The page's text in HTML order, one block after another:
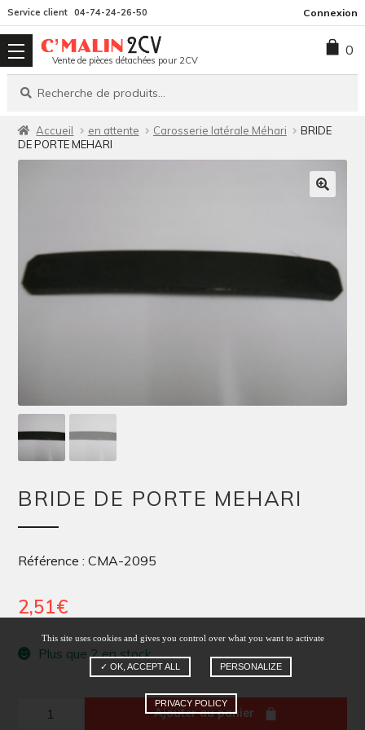
la
navigation
contenu
Service client 04-74-24-26-50 Connexion
Vente de pièces détachées pour 2CV
Recherche
Recherche
0
Accueil en attente Carosserie latérale Méhari
BRIDE
DE PORTE MEHARI
BRIDE DE PORTE MEHARI
Référence : CMA-2095
2,51€
Plus que 2 en stock
quantité
Ajouter au panier
This site uses cookies and gives you control over what you want to activate
✓ OK, ACCEPT ALL PERSONALIZE
PRIVACY POLICY